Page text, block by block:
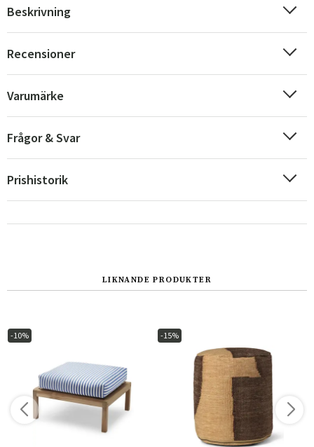
Beskrivning
Recensioner
Varumärke
Frågor & Svar
Prishistorik
LIKNANDE PRODUKTER
-10% -15%